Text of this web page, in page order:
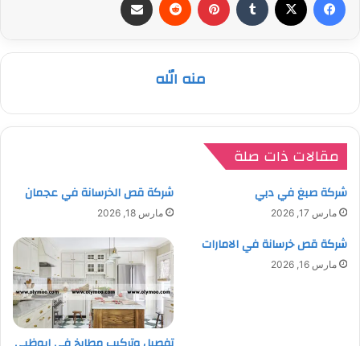
منه الله
مقالات ذات صلة
شركة صبغ في دبي
مارس 17, 2026
شركة قص الخرسانة في عجمان
مارس 18, 2026
شركة قص خرسانة في الامارات
مارس 16, 2026